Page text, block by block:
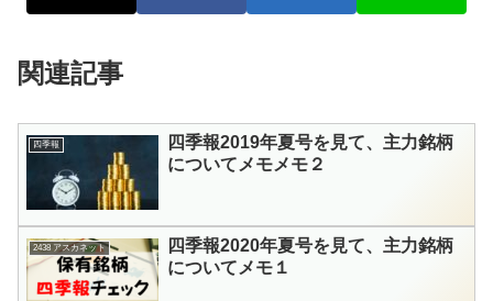
関連記事
四季報
四季報2019年夏号を見て、主力銘柄
についてメモメモ２
2438 アスカネット
四季報2020年夏号を見て、主力銘柄
についてメモ１